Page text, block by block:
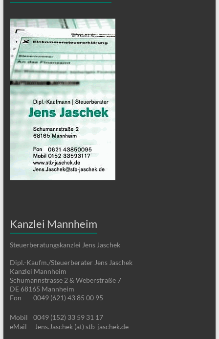
Kanzlei Mannheim
Steuerberatungskanzlei Jens Jaschek
Dipl.-Kaufm./Steuerberater Jens Jaschek
Kanzlei Mannheim
Schumannstrasse 2 & Weberstraße 7
DE 68165 Mannheim
Fon
0049 (621) 43 85 00 95
Mobil
0049 (152) 33 59 31 17
eMail
Jens.Jaschek (at) stb-jaschek.de